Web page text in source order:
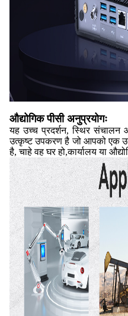
औद्योगिक पीसी अनुप्रयोगः
यह उच्च प्रदर्शन, स्थिर
उत्कृष्ट उपकरण है जो आपको एक
है, चाहे वह घर हो,कार्यालय या